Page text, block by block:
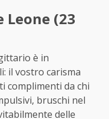
Leone (23
è in
il vostro carisma
complimenti da chi
bruschi nel
delle